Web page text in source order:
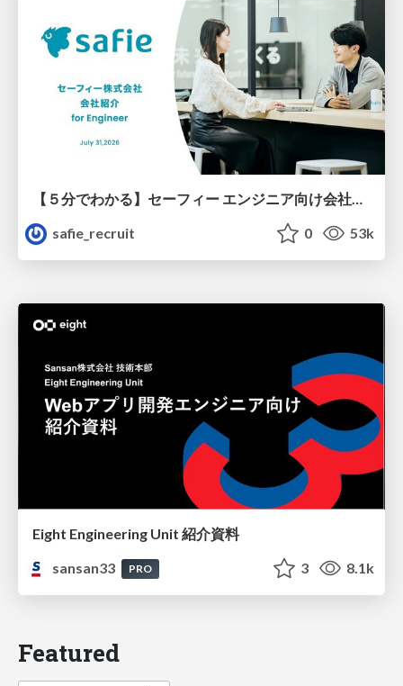
safie_recruit
0 53k
Eight Engineering Unit 紹介資料
sansan33
PRO 3 8.1k
Featured